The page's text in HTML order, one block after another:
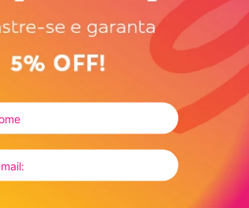
e muito estilo, aqui você encontra as
encantador — tudo o que pais e crianças
os calçados leves, flexíveis e com solado
calce, promovendo mais autonomia para os
os movimentos sem apertar ou
é estilo, há desde modelos delicados e
looks infantis.
da criança ao se movimentar. Explore as
cada passo com leveza, proteção e muita